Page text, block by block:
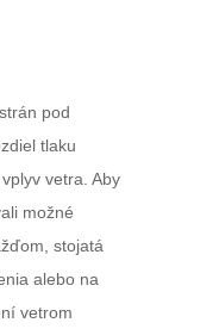
pod
tlaku
vetra. Aby
možné
stojatá
alebo na
vetrom